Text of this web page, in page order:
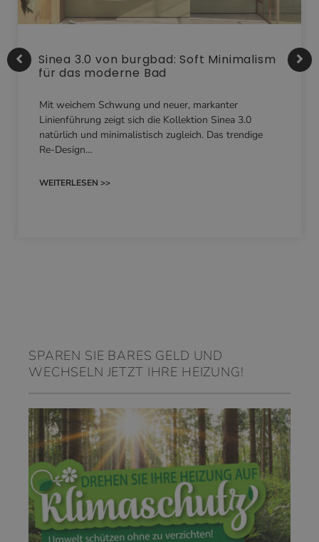
Sinea 3.0 von burgbad: Soft Minimalism
für das moderne Bad
Mit weichem Schwung und neuer, markanter
Linienführung zeigt sich die Kollektion Sinea 3.0
natürlich und minimalistisch zugleich. Das trendige
Re-Design…
WEITERLESEN >>
SPAREN SIE BARES GELD UND
WECHSELN JETZT IHRE HEIZUNG!